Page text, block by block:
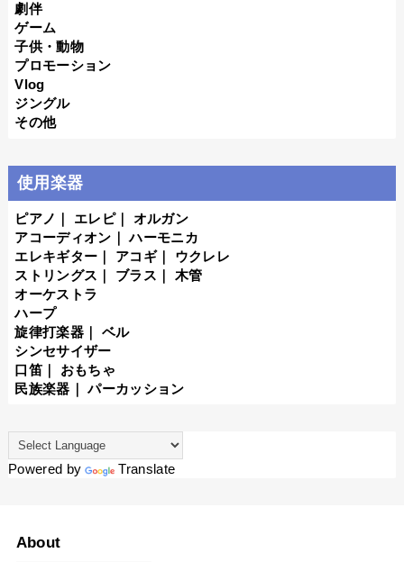
劇伴
ゲーム
子供・動物
プロモーション
Vlog
ジングル
その他
使用楽器
ピアノ ｜ エレピ｜ オルガン
アコーディオン ｜ハーモニカ
エレキギター ｜ アコギ｜ ウクレレ
ストリングス ｜ ブラス ｜ 木管
オーケストラ
ハープ
旋律打楽器 ｜ ベル
シンセサイザー
口笛 ｜ おもちゃ
民族楽器 ｜パーカッション
Powered by Translate
About